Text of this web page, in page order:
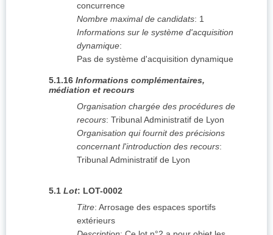
concurrence
Nombre maximal de candidats: 1
Informations sur le système d'acquisition
dynamique:
Pas de système d'acquisition dynamique
5.1.16 Informations complémentaires,
médiation et recours
Organisation chargée des procédures de
recours: Tribunal Administratif de Lyon
Organisation qui fournit des précisions
concernant l'introduction des recours:
Tribunal Administratif de Lyon
5.1 Lot: LOT-0002
Titre: Arrosage des espaces sportifs
extérieurs